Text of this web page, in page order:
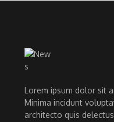
Lorem ipsum dolor sit
Minima incidunt
architecto quis